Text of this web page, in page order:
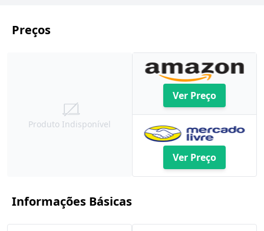
Preços
Produto Indisponível
Ver Preço
Ver Preço
Informações Básicas